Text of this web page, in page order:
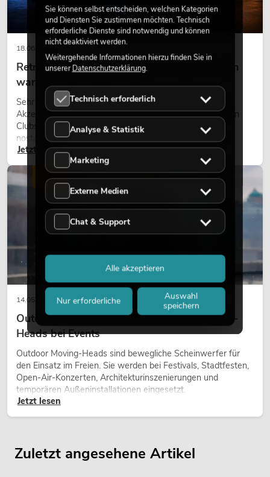
18.06.2026
Retro-Licht im modernen Lichtdesign: Warum
warmes Licht wieder wirkt
Sehr warmes Licht, sichtbare Leuchtflächen und farbige
Akzente prägen viele aktuelle Lichtdesigns auf Bühnen, in
Clubs und bei Events. Retro-Licht ist dabei kein rein
nostalgischer Effekt, sondern ein bewusst eingesetztes
Gestaltungsmittel: Es schafft Atmosphäre, gibt Szenen
Charakter und kann technische LED-Setups emotionaler
wirken lassen.
Jetzt lesen
14.05.2026
Outdoor Moving-Heads: Wetterfeste Moving-
Heads bei Events
Outdoor Moving-Heads sind bewegliche Scheinwerfer für
den Einsatz im Freien. Sie werden bei Festivals, Stadtfesten,
Open-Air-Konzerten, Architekturinszenierungen und
temporären Außeninstallationen eingesetzt.
Jetzt lesen
LICHT
Zuletzt angesehene Artikel
Sie können selbst entscheiden, welchen Kategorien
und Diensten Sie zustimmen möchten. Technisch
erforderliche Dienste sind notwendig und können
nicht deaktiviert werden.
Weitergehende Informationen hierzu finden Sie in
unsererDatenschutzerklärung.
Technisch erforderlich
Analyse & Statistik
Marketing
Externe Medien
Chat & Support
Nur erforderliche
Auswahl
speichern
Alle akzeptieren